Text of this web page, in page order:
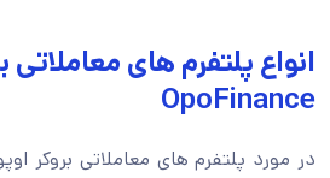
انواع پلتفرم های معاملاتی
OpoFinance
در مورد پلتفرم های معاملاتی بروکر